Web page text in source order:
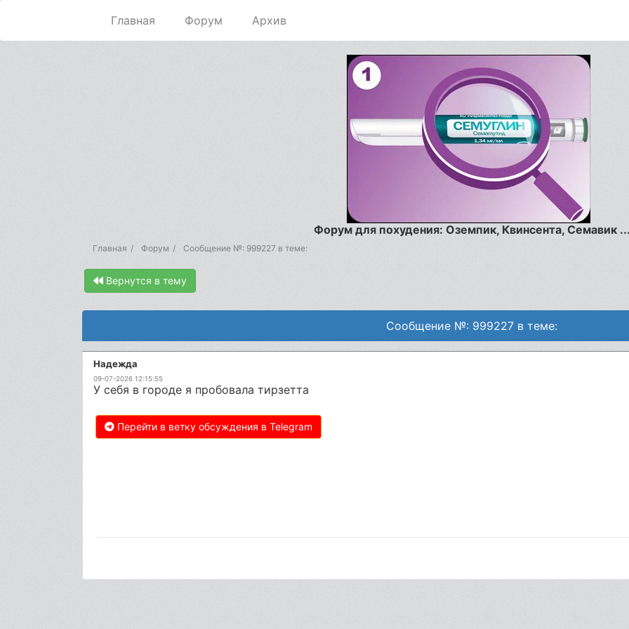
Главная Форум Архив
Форум для похудения: Оземпик, Квинсента, Семавик
Главная Форум Сообщение №: 999227 в теме:
Вернутся в тему
Сообщение №: 999227 в теме:
Надежда
09-07-2026 12:15:55
У себя в городе я пробовала тирзетта
Перейти в ветку обсуждения в Telegram